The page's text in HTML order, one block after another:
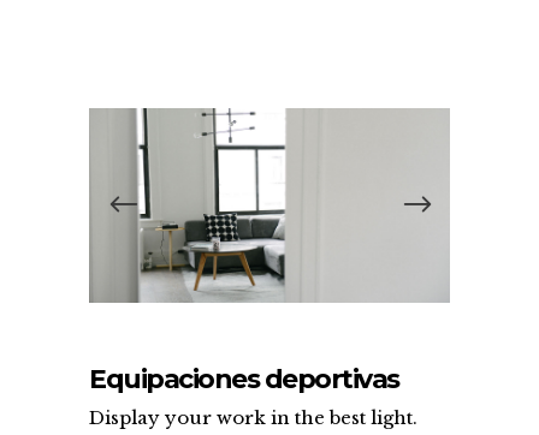
Equipaciones deportivas
Display your work in the best light.